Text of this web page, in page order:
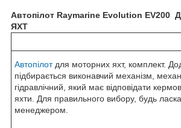
Автопілот Raymarine Evolution
ЯХТ
Автопілотдля моторних яхт, комплект.
підбирається виконавчий механізм,
гідравлічний, який має відповідати
яхти. Для правильного вибору, будь
менеджером.